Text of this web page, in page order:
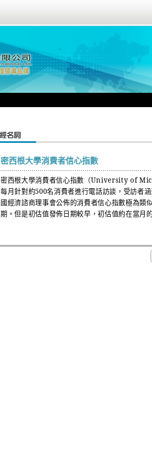
臺
密西根大學消費者信心指數
密西根大學消費者信心指數（University of
每月針對約500名消費者進行電話訪談，受訪者
國經濟諮商理事會公佈的消費者信心指數極為類
期。但是初估值發佈日期較早，初估值約在當月